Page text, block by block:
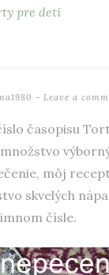
pre deti
Leave a
časopisu
môj
skvelých
čísle.